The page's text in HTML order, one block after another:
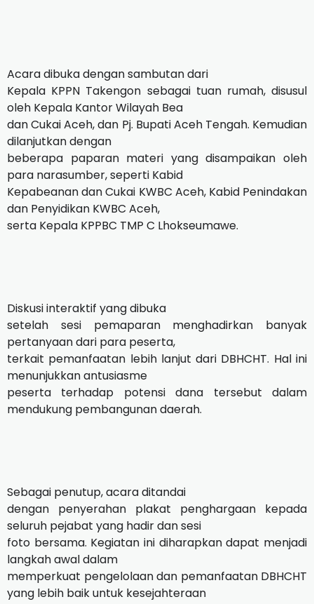
Acara dibuka dengan sambutan dari
Kepala KPPN Takengon sebagai tuan rumah, disusul
oleh Kepala Kantor Wilayah Bea
dan Cukai Aceh, dan Pj. Bupati Aceh Tengah. Kemudian
dilanjutkan dengan
beberapa paparan materi yang disampaikan oleh
para narasumber, seperti Kabid
Kepabeanan dan Cukai KWBC Aceh, Kabid Penindakan
dan Penyidikan KWBC Aceh,
serta Kepala KPPBC TMP C Lhokseumawe.
Diskusi interaktif yang dibuka
setelah sesi pemaparan menghadirkan banyak
pertanyaan dari para peserta,
terkait pemanfaatan lebih lanjut dari DBHCHT. Hal ini
menunjukkan antusiasme
peserta terhadap potensi dana tersebut dalam
mendukung pembangunan daerah.
Sebagai penutup, acara ditandai
dengan penyerahan plakat penghargaan kepada
seluruh pejabat yang hadir dan sesi
foto bersama. Kegiatan ini diharapkan dapat menjadi
langkah awal dalam
memperkuat pengelolaan dan pemanfaatan DBHCHT
yang lebih baik untuk kesejahteraan